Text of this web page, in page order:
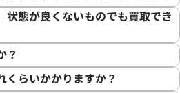
状態が良くないものでも買取でき
？
くらいかかりますか？